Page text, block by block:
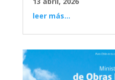
leer más...